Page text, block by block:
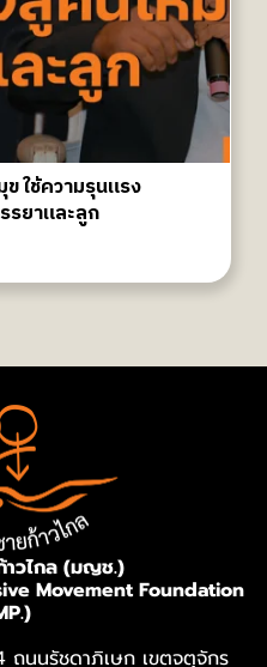
ใช้ความรุนแรง
รยาและลูก
วไกล (มญช.)
Movement Foundation
นนรัชดาภิเษก เขตจตุจักร